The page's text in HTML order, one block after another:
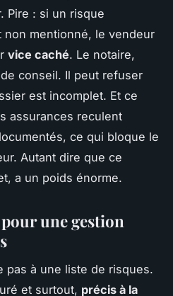
Pire : si un risque
non mentionné, le vendeur
vice caché. Le notaire,
conseil. Il peut refuser
est incomplet. Et ce
assurances reculent
ce qui bloque le
Autant dire que ce
a un poids énorme.
une gestion
pas à une liste de risques.
et surtout, précis à la